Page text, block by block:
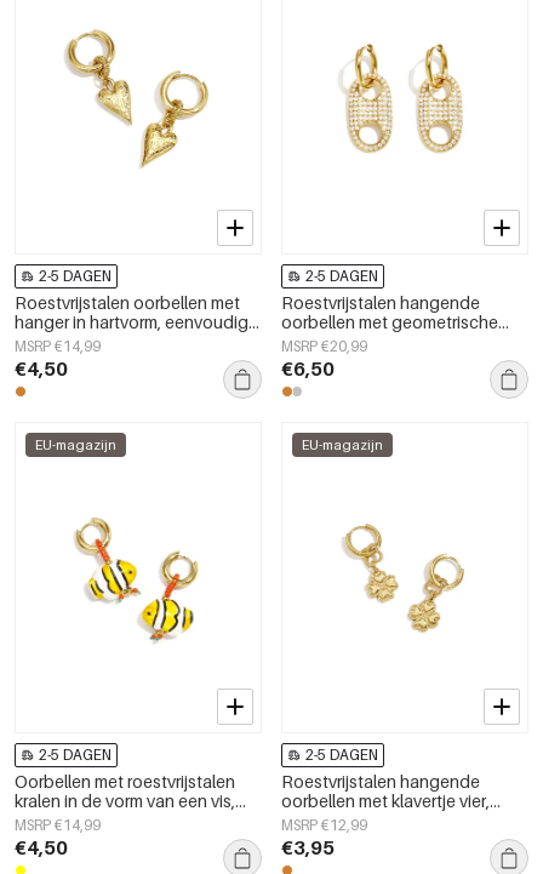
2-5 DAGEN
Roestvrijstalen oorbellen met
hanger in hartvorm, eenvoudige
dagelijkse serie, damessieraden
MSRP €14,99
€4,50
2-5 DAGEN
Roestvrijstalen hangende
oorbellen met geometrische
vorm, eenvoudige, alledaagse
serie, damessieraden
MSRP €20,99
€6,50
EU-magazijn
2-5 DAGEN
Oorbellen met roestvrijstalen
kralen in de vorm van een vis,
schattige en eenvoudige serie
voor dagelijks gebruik,
damessieraden
MSRP €14,99
€4,50
EU-magazijn
2-5 DAGEN
Roestvrijstalen hangende
oorbellen met klavertje vier,
eenvoudige dagelijkse sieraden
uit de Simple-serie voor dames.
MSRP €12,99
€3,95